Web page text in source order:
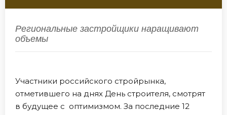
Региональные застройщики наращивают
объемы
Участники российского стройрынка,
отметившего на днях День строителя, смотрят
в будущее с оптимизмом. За последние 12